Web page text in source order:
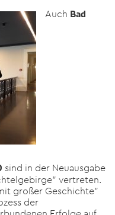
Auch Bad
sind in der Neuausgabe
vertreten.
großer Geschichte”
der